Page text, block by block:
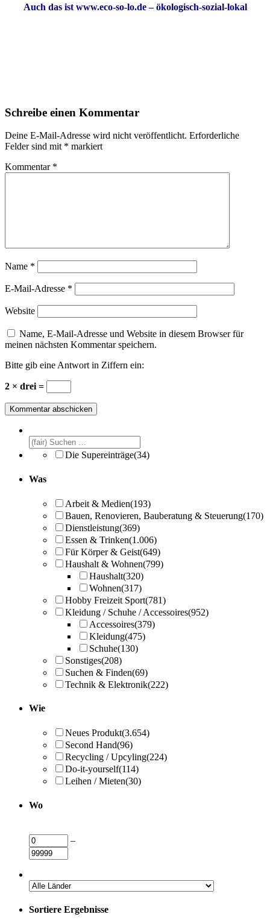
Auch das ist www.eco-so-lo.de – ökologisch-sozial-lokal
Schreibe einen Kommentar
Deine E-Mail-Adresse wird nicht veröffentlicht. Erforderliche
Felder sind mit * markiert
Kommentar *
Name *
E-Mail-Adresse *
Website
Name, E-Mail-Adresse und Website in diesem Browser für
meinen nächsten Kommentar speichern.
Bitte gib eine Antwort in Ziffern ein:
2 × drei =
Die Supereinträge(34)
Was
Arbeit & Medien(193)
Bauen, Renovieren, Bauberatung & Steuerung(170)
Dienstleistung(369)
Essen & Trinken(1.006)
Für Körper & Geist(649)
Haushalt & Wohnen(799)
Haushalt(320)
Wohnen(317)
Hobby Freizeit Sport(781)
Kleidung / Schuhe / Accessoires(952)
Accessoires(379)
Kleidung(475)
Schuhe(130)
Sonstiges(208)
Suchen & Finden(69)
Technik & Elektronik(222)
Wie
Neues Produkt(3.654)
Second Hand(96)
Recycling / Upcyling(224)
Do-it-yourself(114)
Leihen / Mieten(30)
Wo
–
Sortiere Ergebnisse